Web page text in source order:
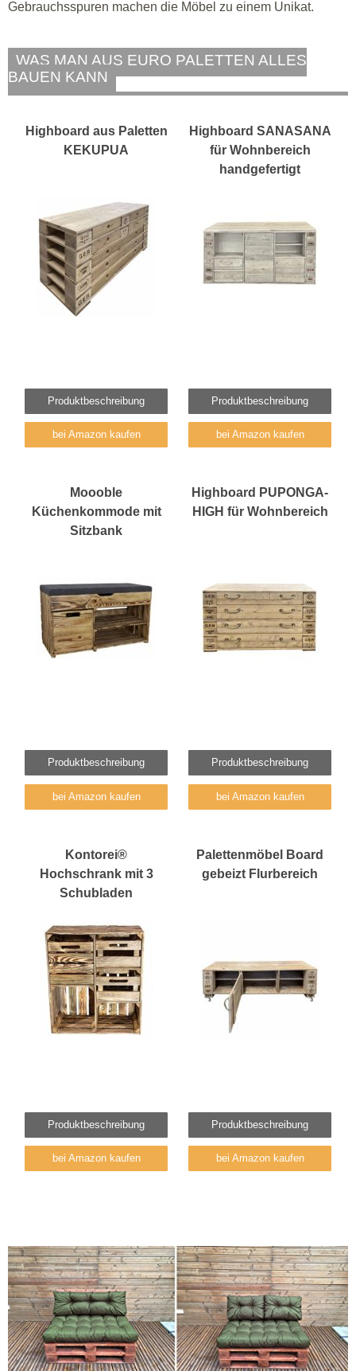
Gebrauchsspuren machen die Möbel zu einem Unikat.
WAS MAN AUS EURO PALETTEN ALLES
BAUEN KANN
Highboard aus Paletten
KEKUPUA
Produktbeschreibung
bei Amazon kaufen
Highboard SANASANA
für Wohnbereich
handgefertigt
Produktbeschreibung
bei Amazon kaufen
Moooble
Küchenkommode mit
Sitzbank
Produktbeschreibung
bei Amazon kaufen
Highboard PUPONGA-
HIGH für Wohnbereich
Produktbeschreibung
bei Amazon kaufen
Kontorei®
Hochschrank mit 3
Schubladen
Produktbeschreibung
bei Amazon kaufen
Palettenmöbel Board
gebeizt Flurbereich
Produktbeschreibung
bei Amazon kaufen